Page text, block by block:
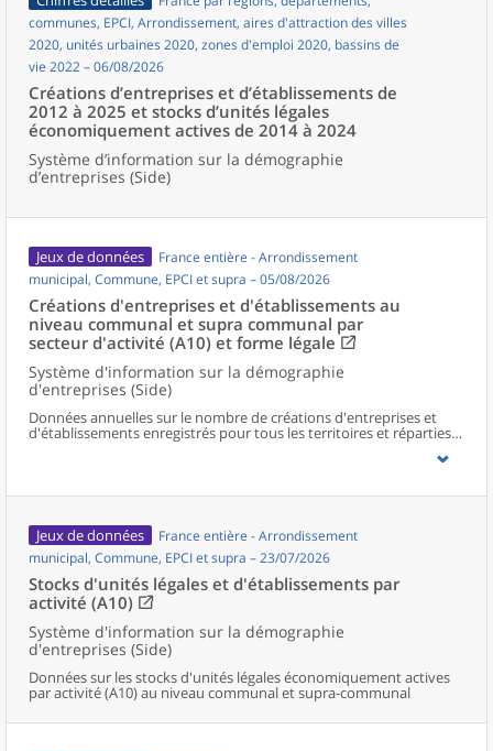
communes, EPCI, Arrondissement, aires d'attraction des villes
2020, unités urbaines 2020, zones d'emploi 2020, bassins de
vie 2022 – 06/08/2026
Créations d’entreprises et d’établissements de
2012 à 2025 et stocks d’unités légales
économiquement actives de 2014 à 2024
Système d’information sur la démographie
d’entreprises (Side)
Jeux de données
France entière - Arrondissement
municipal, Commune, EPCI et supra – 05/08/2026
Créations d'entreprises et d'établissements au
niveau communal et supra communal par
secteur d'activité (A10) et forme légale
Système d'information sur la démographie
d'entreprises (Side)
Données annuelles sur le nombre de créations d'entreprises et
d'établissements enregistrés pour tous les territoires et réparties
selon le secteur d’activité et la forme légale.
Jeux de données
France entière - Arrondissement
municipal, Commune, EPCI et supra – 23/07/2026
Stocks d'unités légales et d'établissements par
activité (A10)
Système d'information sur la démographie
d'entreprises (Side)
Données sur les stocks d'unités légales économiquement actives
par activité (A10) au niveau communal et supra-communal